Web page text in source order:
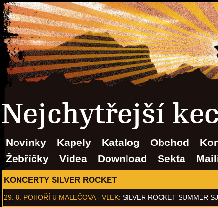
Nejchytřejší
Novinky Kapely Katalog Obchod
Žebříčky
Videa Download Sekta
KONCERTY SILVER ROCKET
29. 8. POHOŘÍ U MALEČOVA - VLEK: SILVER ROCKET SUMMER